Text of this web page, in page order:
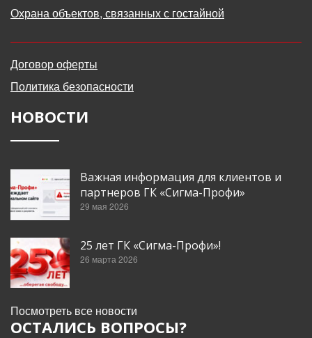
Охрана объектов, связанных с гостайной
Договор оферты
Политика безопасности
НОВОСТИ
Важная информация для клиентов и
партнеров ГК «Сигма-Профи»
29 мая 2026
25 лет ГК «Сигма-Профи»!
26 марта 2026
Посмотреть все новости
ОСТАЛИСЬ ВОПРОСЫ?